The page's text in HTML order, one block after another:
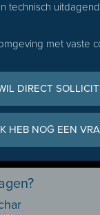
technisch
met vaste
DIRECT
HEB NOG EEN